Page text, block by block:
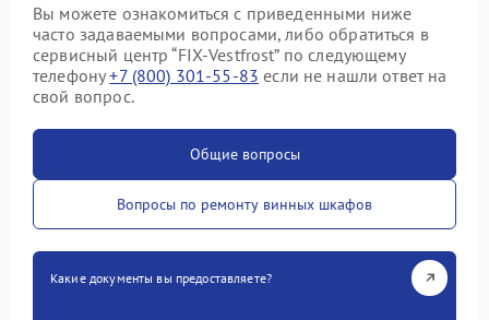
Вы можете ознакомиться с приведенными ниже
часто задаваемыми вопросами, либо обратиться в
сервисный центр “FIX-Vestfrost” по следующему
телефону+7 (800) 301-55-83 если не нашли ответ на
свой вопрос.
Общие вопросы
Вопросы по ремонту винных шкафов
Какие документы вы предоставляете?